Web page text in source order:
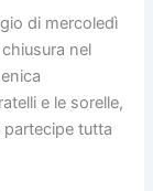
di mercoledì
nel
e le sorelle,
partecipe tutta